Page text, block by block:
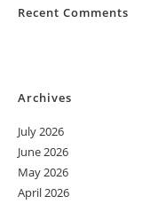
Recent Comments
Archives
July 2026
June 2026
May 2026
April 2026